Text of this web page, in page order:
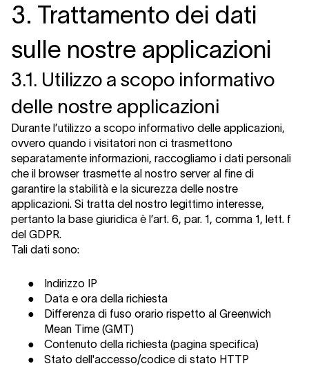
3. Trattamento dei dati
sulle nostre applicazioni
3.1. Utilizzo a scopo informativo
delle nostre applicazioni
Durante l’utilizzo a scopo informativo delle applicazioni,
ovvero quando i visitatori non ci trasmettono
separatamente informazioni, raccogliamo i dati personali
che il browser trasmette al nostro server al fine di
garantire la stabilità e la sicurezza delle nostre
applicazioni. Si tratta del nostro legittimo interesse,
pertanto la base giuridica è l’art. 6, par. 1, comma 1, lett. f
del GDPR.
Tali dati sono:
●
Indirizzo IP
●
Data e ora della richiesta
●
Differenza di fuso orario rispetto al Greenwich
Mean Time (GMT)
●
Contenuto della richiesta (pagina specifica)
●
Stato dell'accesso/codice di stato HTTP